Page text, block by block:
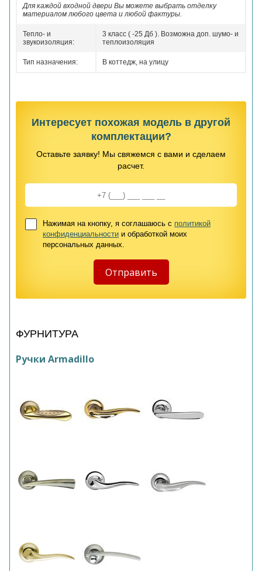
Для каждой входной двери Вы можете выбрать отделку
материалом любого цвета и любой фактуры.
Тепло- и
звукоизоляция:
3 класс ( -25 Дб ). Возможна доп. шумо- и
теплоизоляция
Тип назначения: В коттедж, на улицу
Интересует похожая модель в другой
комплектации?
Оставьте заявку! Мы свяжемся с вами и сделаем
расчет.
Нажимая на кнопку, я соглашаюсь с политикой
конфиденциальности и обработкой моих
персональных данных.
ФУРНИТУРА
Ручки Armadillo